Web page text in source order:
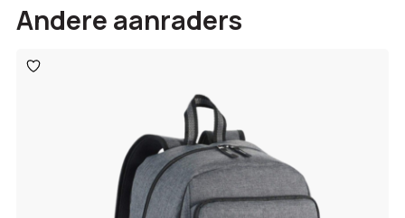
Andere aanraders
Toevoegen
aan